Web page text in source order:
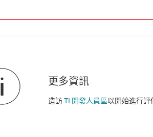
更多資訊
造訪TI 開發人員區以開始進行評